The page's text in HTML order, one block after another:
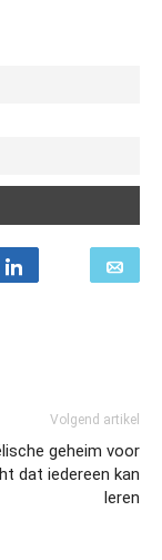
Volgend artikel
geheim voor
dat iedereen kan
leren